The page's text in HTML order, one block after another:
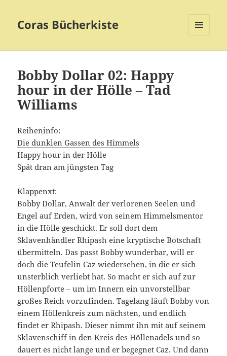
Coras Bücherkiste
Bobby Dollar 02: Happy
hour in der Hölle – Tad
Williams
Reiheninfo:
Die dunklen Gassen des Himmels
Happy hour in der Hölle
Spät dran am jüngsten Tag
Klappenxt:
Bobby Dollar, Anwalt der verlorenen Seelen und
Engel auf Erden, wird von seinem Himmelsmentor
in die Hölle geschickt. Er soll dort dem
Sklavenhändler Rhipash eine kryptische Botschaft
übermitteln. Das passt Bobby wunderbar, will er
doch die Teufelin Caz wiedersehen, in die er sich
unsterblich verliebt hat. So macht er sich auf zur
Höllenpforte – um im Innern ein unvorstellbar
großes Reich vorzufinden. Tagelang läuft Bobby von
einem Höllenkreis zum nächsten, und endlich
findet er Rhipash. Dieser nimmt ihn mit auf seinem
Sklavenschiff in den Kreis des Höllenadels und so
dauert es nicht lange und er begegnet Caz. Und dann